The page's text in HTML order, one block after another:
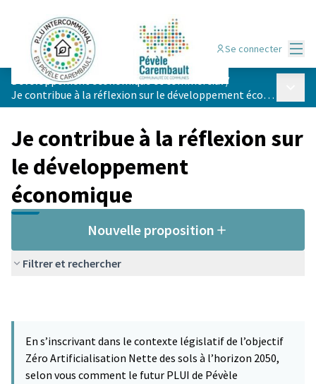
Se connecter
Développement économique et commercial/
Je contribue à la réflexion sur le développement économique
Je contribue à la réflexion sur
le développement
économique
Nouvelle proposition
Filtrer et rechercher
En s’inscrivant dans le contexte législatif de l’objectif
Zéro Artificialisation Nette des sols à l’horizon 2050,
selon vous comment le futur PLUI de Pévèle